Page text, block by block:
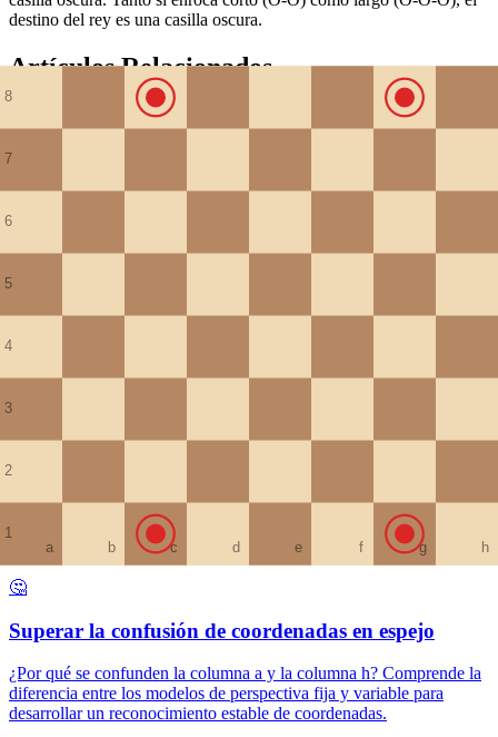
destino del rey es una casilla oscura.
Artículos Relacionados
Comprender los colores de las casillas
coordinación de piezas
↗️
Una guía sobre las diagonales, una de las tres direcciones del tablero
Usar la simetría para aprender las coordenadas
Aprovechando la simetría del tablero, puedes reducir a la mitad la
información que necesitas memorizar. Aprende técnicas con simetría
horizontal, vertical y puntual.
🤔
Superar la confusión de coordenadas en espejo
¿Por qué se confunden la columna a y la columna h? Comprende la
diferencia entre los modelos de perspectiva fija y variable para
desarrollar un reconocimiento estable de coordenadas.